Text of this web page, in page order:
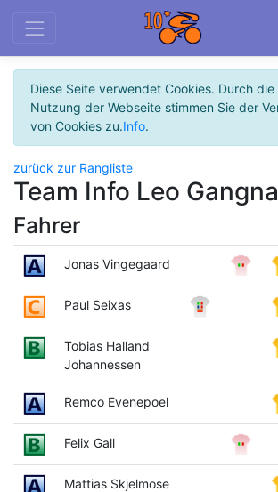
Diese Seite verwendet Cookies. Durch
Nutzung der Webseite stimmen Sie der
von Cookies zu.Info.
zurück zur Rangliste
Team Info Leo
Fahrer
Jonas Vingegaard
Paul Seixas
Tobias Halland
Johannessen
Remco Evenepoel
Felix Gall
Mattias Skjelmose